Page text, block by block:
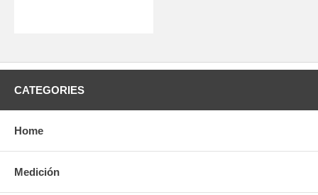
CATEGORIES
Home
Medición